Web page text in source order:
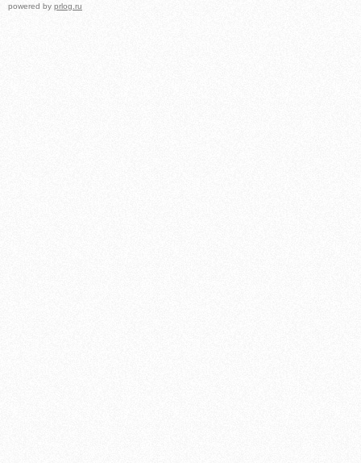
powered by prlog.ru